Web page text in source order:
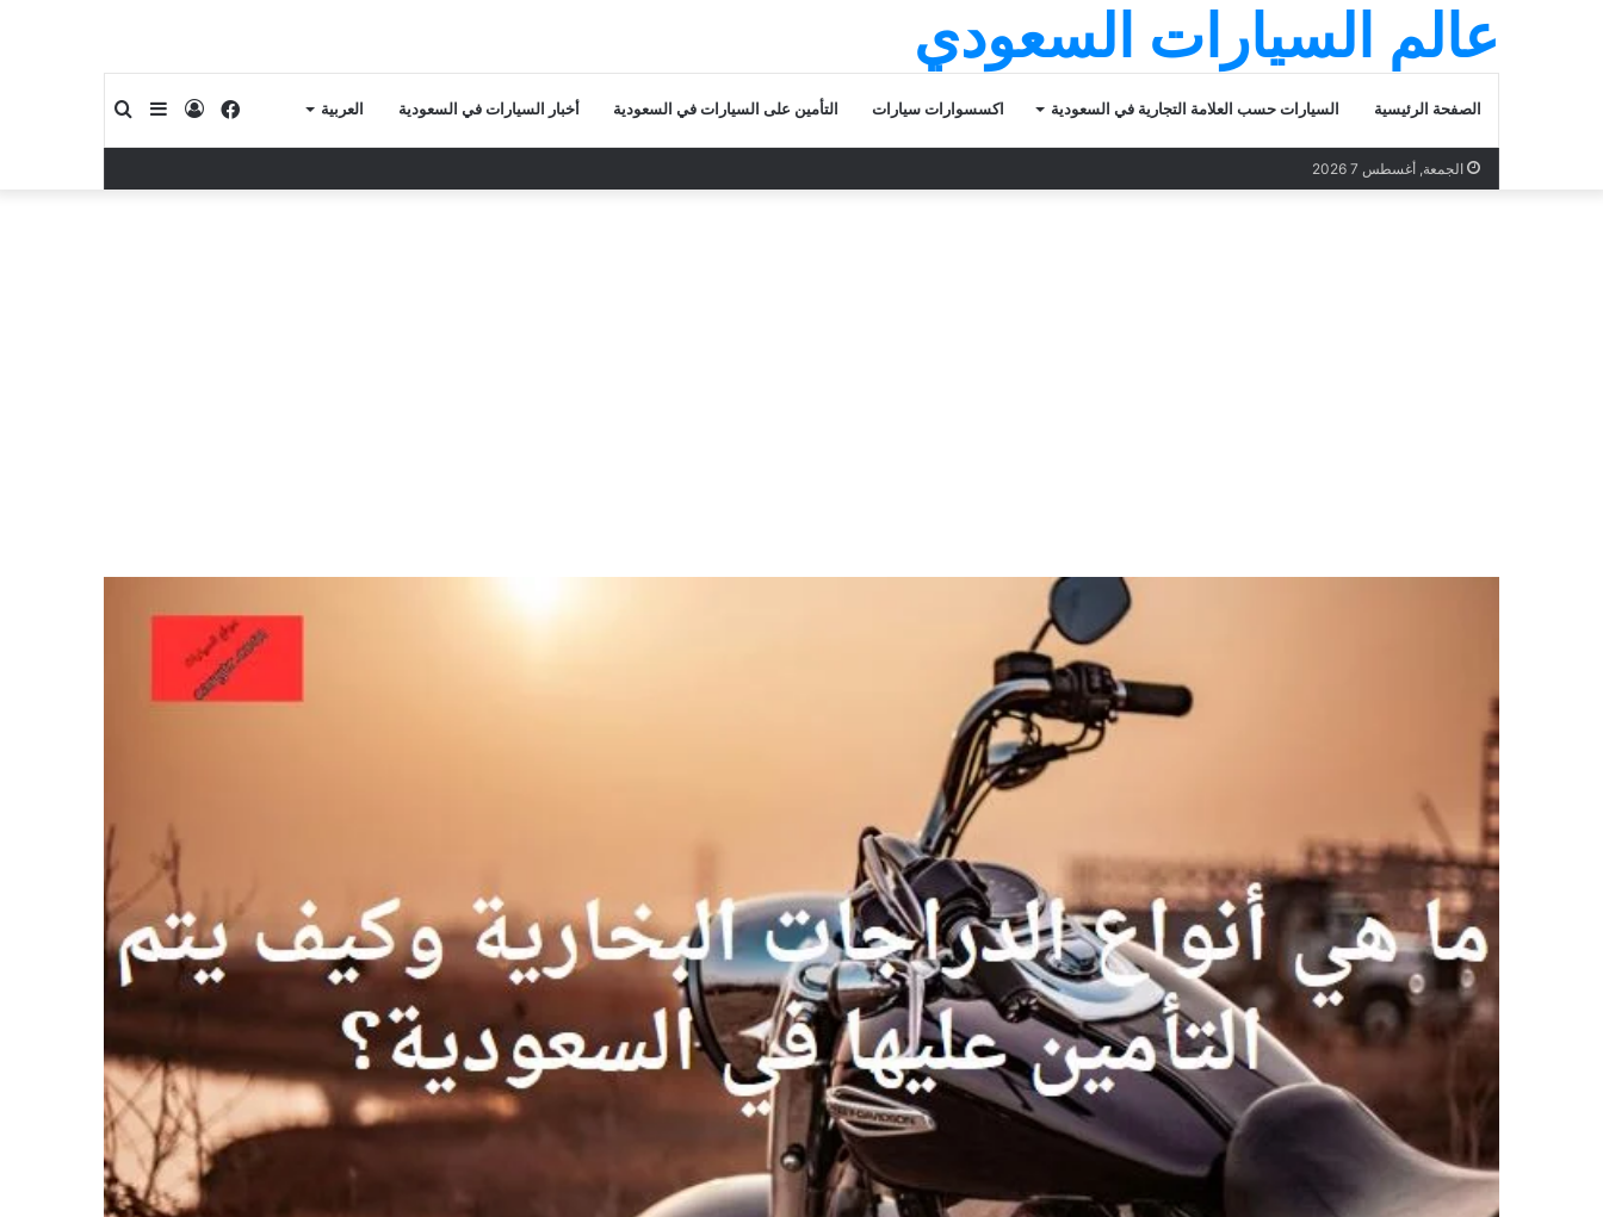
عالم السيارات السعودي
الصفحة الرئيسية السيارات حسب العلامة التجارية في السعودية اكسسوارات سيارات التأمين على السيارات في السعودية أخبار السيارات في السعودية العربية إضافةتسجيلفيسبوك
الجمعة, أغسطس 7 2026